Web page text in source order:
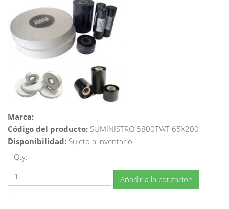
Marca:
Código del producto: SUMINISTRO 5800TWT 65X200
Disponibilidad: Sujeto a inventario
Qty:
-
+
Añadir a la cotización